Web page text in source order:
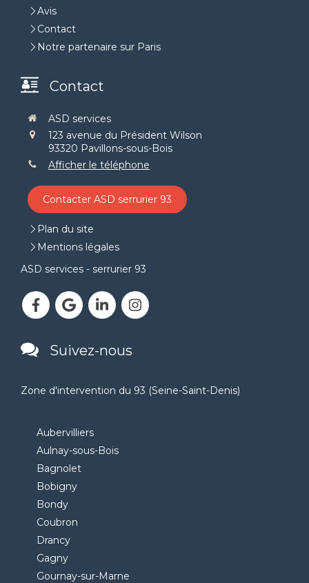
Avis
Contact
Notre partenaire sur Paris
Contact
ASD services
123 avenue du Président Wilson
93320 Pavillons-sous-Bois
Afficher le téléphone
Contacter ASD serrurier 93
Plan du site
Mentions légales
ASD services - serrurier 93
Suivez-nous
Zone d'intervention du 93 (Seine-Saint-Denis)
Aubervilliers
Aulnay-sous-Bois
Bagnolet
Bobigny
Bondy
Coubron
Drancy
Gagny
Gournay-sur-Marne